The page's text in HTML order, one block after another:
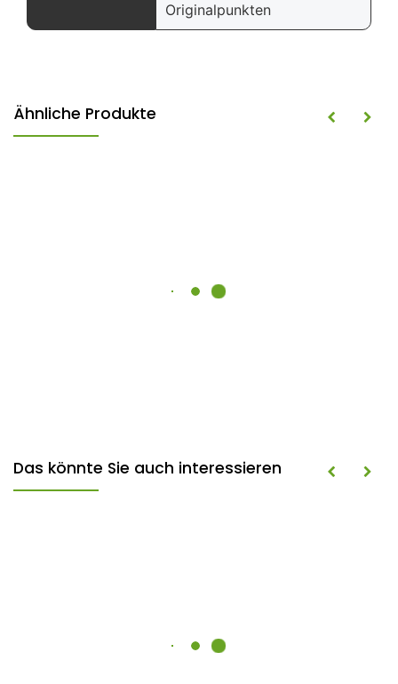
Originalpunkten
Ähnliche Produkte
Das könnte Sie auch interessieren